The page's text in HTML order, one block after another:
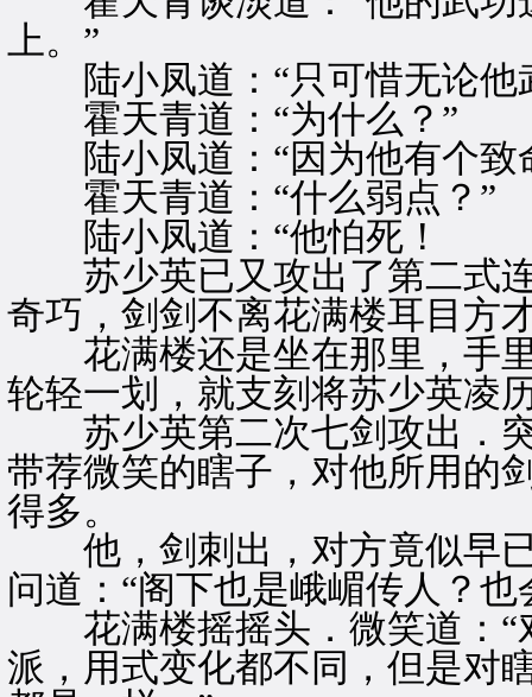
上。”
陆小凤道：“只可惜无论他
霍天青道：“为什么？”
陆小凤道：“因为他有个致
霍天青道：“什么弱点？”
陆小凤道：“他怕死！
苏少英已又攻出了第二式连
奇巧，剑剑不离花满楼耳目方
花满楼还是坐在那里，手里
轮轻一划，就支刻将苏少英凌
苏少英第二次七剑攻出．突
带荐微笑的瞎子，对他所用的
得多。
他，剑刺出，对方竟似早已
问道：“阁下也是峨嵋传人？也
花满楼摇摇头．微笑道：“
派，用式变化都不同，但是对